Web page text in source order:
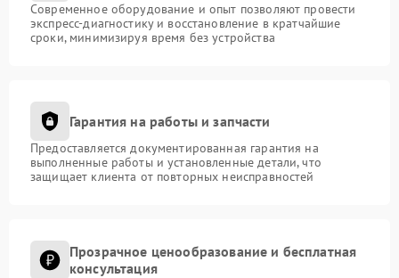
Современное оборудование и опыт позволяют провести
экспресс-диагностику и восстановление в кратчайшие
сроки, минимизируя время без устройства
Гарантия на работы и запчасти
Предоставляется документированная гарантия на
выполненные работы и установленные детали, что
защищает клиента от повторных неисправностей
Прозрачное ценообразование и бесплатная
консультация